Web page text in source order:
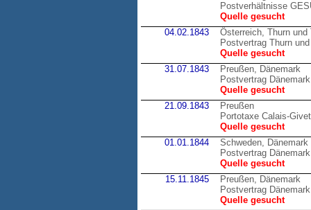
Postverhältnisse
Quelle gesucht
04.02.1843
Österreich, Thurn und
Postvertrag Thurn
Quelle gesucht
31.07.1843
Preußen, Dänemark
Postvertrag
Quelle gesucht
21.09.1843
Preußen
Portotaxe Calais-Givet
Quelle gesucht
01.01.1844
Schweden, Dänemark
Postvertrag
Quelle gesucht
15.11.1845
Preußen, Dänemark
Postvertrag
Quelle gesucht